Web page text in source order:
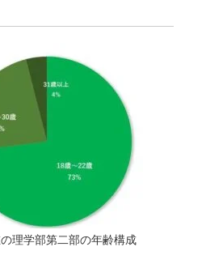
理学部第二部の年齢構成